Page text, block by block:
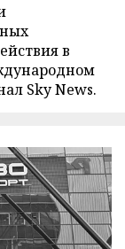
в
Sky News.